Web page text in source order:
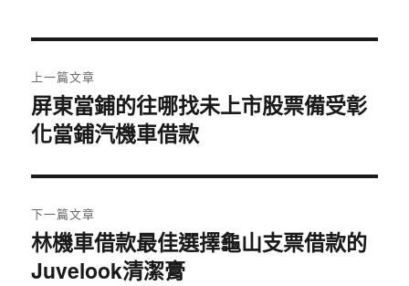
章
導
覽
上一篇文章
上
一
文
章:
屏東當鋪的往哪找未上市股票備受彰
化當鋪汽機車借款
下一篇文章
下
一
林機車借款最佳選擇龜山支票借款的
Juvelook清潔膏